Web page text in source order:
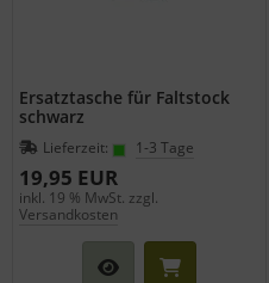
Ersatztasche für Faltstock
schwarz
Lieferzeit: 1-3 Tage
19,95 EUR
inkl. 19 % MwSt. zzgl.
Versandkosten